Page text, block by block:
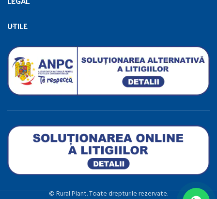
UTILE
©️ Rural Plant. Toate drepturile rezervate.